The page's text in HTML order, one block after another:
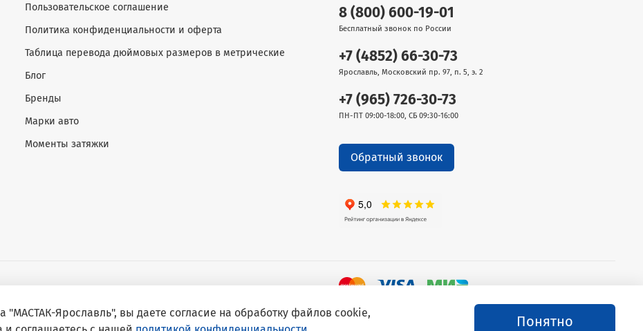
Пользовательское соглашение
Политика конфиденциальности и оферта
Таблица перевода дюймовых размеров в метрические
Блог
Бренды
Марки авто
Моменты затяжки
8 (800) 600-19-01
Бесплатный звонок по России
+7 (4852) 66-30-73
Ярославль, Московский пр. 97, п. 5, э. 2
+7 (965) 726-30-73
ПН-ПТ 09:00-18:00, СБ 09:30-16:00
Обратный звонок
"МАСТАК-Ярославль", вы даете согласие на обработку файлов cookie,
Понятно